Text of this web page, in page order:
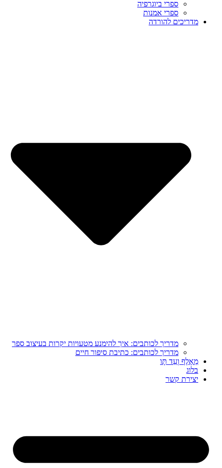
ספרי ביוגרפיה
ספרי אמנות
מדריכים להורדה
מדריך לכותבים: איך להימנע מטעויות יקרות בעיצוב ספר
מדריך לכותבים: כתיבת סיפור חיים
מֵאָלֶף וְעַד תָּו
בלוג
יצירת קשר